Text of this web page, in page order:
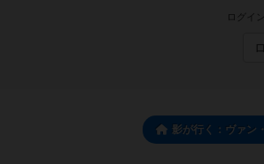
ログイ
影が行く：ヴァン